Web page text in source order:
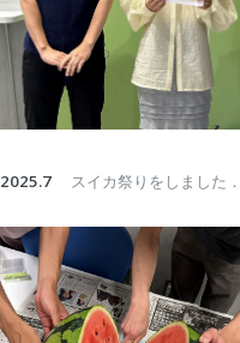
2025.7 スイカ祭りをしました．